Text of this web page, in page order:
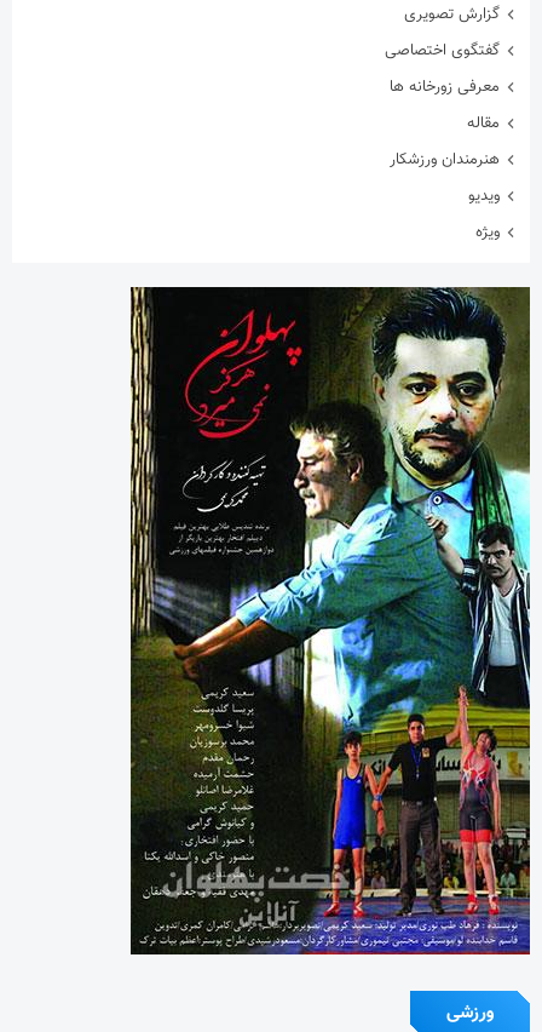
گزارش تصویری
گفتگوی اختصاصی
معرفی زورخانه ها
مقاله
هنرمندان ورزشکار
ویدیو
ویژه
ورزشی